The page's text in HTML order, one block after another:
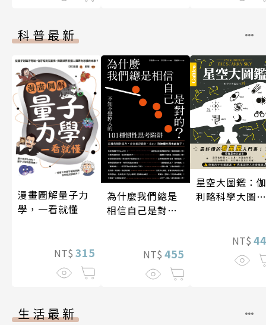
科普最新
漫畫圖解量子力
學，一看就懂
NT$ 315
為什麼我們總是
相信自己是對
NT$ 455
星空大圖鑑：伽
利略科學大圖鑑
NT$
生活最新